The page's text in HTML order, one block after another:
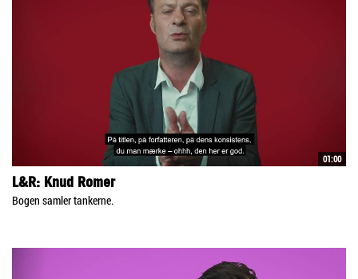
01:00
L&R: Knud Romer
Bogen samler tankerne.